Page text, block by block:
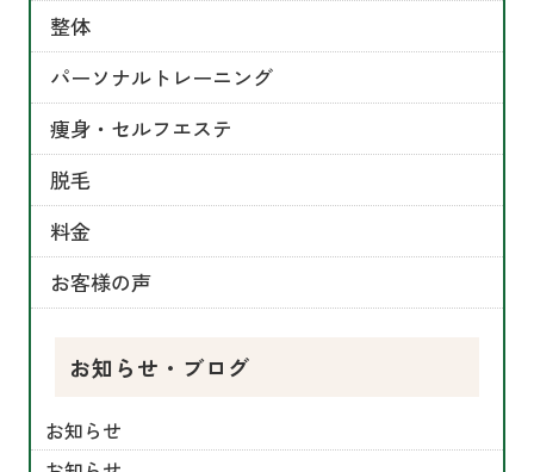
整体
パーソナルトレーニング
痩身・セルフエステ
脱毛
料金
お客様の声
お知らせ・ブログ
お知らせ